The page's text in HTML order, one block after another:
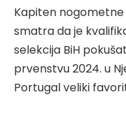
Kapiten nogometne
smatra da je
selekcija BiH
prvenstvu 2024. u
Portugal veliki